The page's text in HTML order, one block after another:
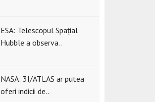
ESA: Telescopul Spațial
Hubble a observa..
NASA: 3I/ATLAS ar putea
oferi indicii de..